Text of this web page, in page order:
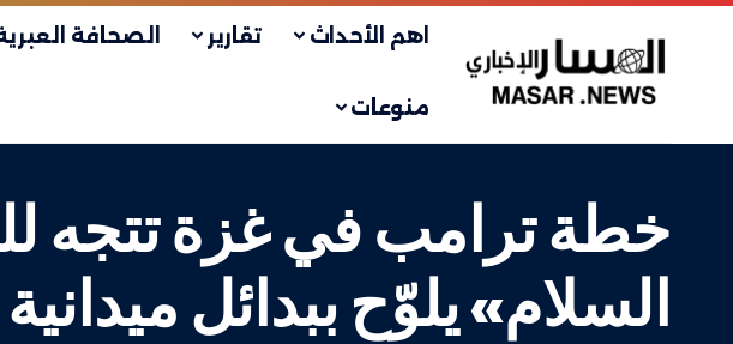
اهم الأحداث تقارير الصحافة
منوعات
خطة ترامب في غزة تتجه
السلام» يلوّح ببدائل ميدانية